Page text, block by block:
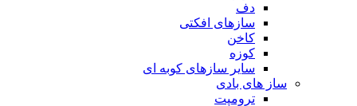
دف
سازهای افکتی
کاخن
کوزه
سایر سازهای کوبه ای
ساز های بادی
ترومپت